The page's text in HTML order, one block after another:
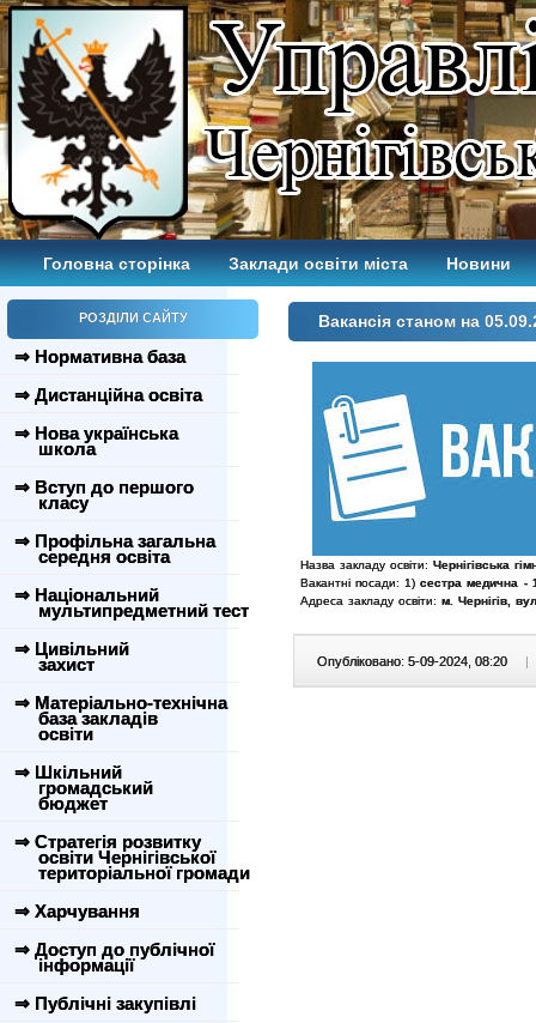
Головна сторінка Заклади освіти міста Новини
РОЗДІЛИ САЙТУ
⇒ Нормативна база
⇒ Дистанційна освіта
⇒ Нова українська
школа
⇒ Вступ до першого
класу
⇒ Профільна загальна
середня освіта
⇒ Національний
мультипредметний тест
⇒ Цивільний
захист
⇒ Матеріально-технічна
база закладів
освіти
⇒ Шкільний
громадський
бюджет
⇒ Стратегія розвитку
освіти Чернігівської
територіальної громади
⇒ Харчування
⇒ Доступ до публічної
інформації
⇒ Публічні закупівлі
Вакансія станом на
Назва закладу освіти:Чернігівська
Вакантні посади: 1)сестра медична -
Адреса закладу освіти: м. Чернігів,
Опубліковано: 5-09-2024, 08:20 |